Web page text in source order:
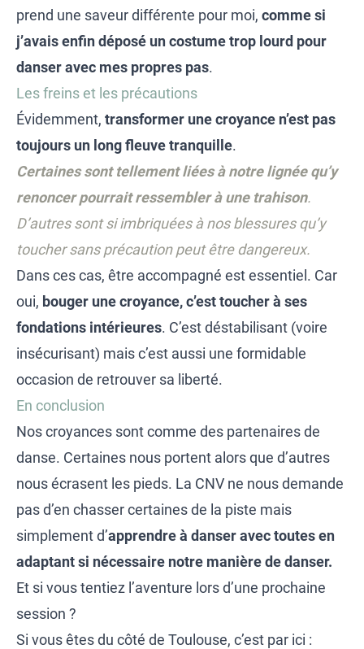
prend une saveur différente pour moi, comme si
j’avais enfin déposé un costume trop lourd pour
danser avec mes propres pas.
Les freins et les précautions
Évidemment, transformer une croyance n’est pas
toujours un long fleuve tranquille.
Certaines sont tellement liées à notre lignée qu’y
renoncer pourrait ressembler à une trahison.
D’autres sont si imbriquées à nos blessures qu’y
toucher sans précaution peut être dangereux.
Dans ces cas, être accompagné est essentiel. Car
oui, bouger une croyance, c’est toucher à ses
fondations intérieures. C’est déstabilisant (voire
insécurisant) mais c’est aussi une formidable
occasion de retrouver sa liberté.
En conclusion
Nos croyances sont comme des partenaires de
danse. Certaines nous portent alors que d’autres
nous écrasent les pieds. La CNV ne nous demande
pas d’en chasser certaines de la piste mais
simplement d’apprendre à danser avec toutes en
adaptant si nécessaire notre manière de danser.
Et si vous tentiez l’aventure lors d’une prochaine
session ?
Si vous êtes du côté de Toulouse, c’est par ici :